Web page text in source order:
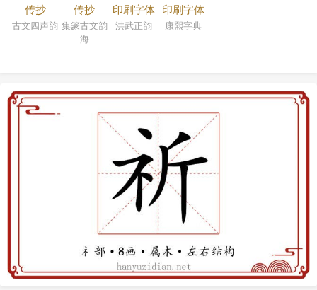
传抄
古文四声韵
传抄
集篆古文韵
海
印刷字体
洪武正韵
印刷字体
康熙字典